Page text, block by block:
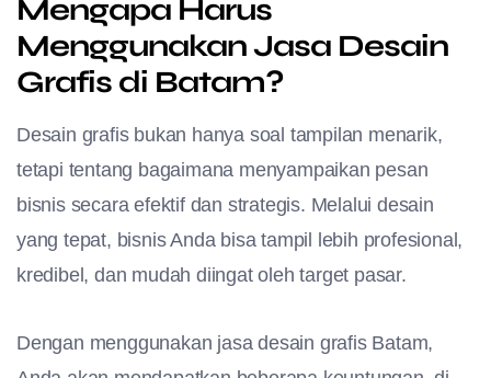
Mengapa Harus
Menggunakan Jasa Desain
Grafis di Batam?
Desain grafis bukan hanya soal tampilan menarik,
tetapi tentang bagaimana menyampaikan pesan
bisnis secara efektif dan strategis. Melalui desain
yang tepat, bisnis Anda bisa tampil lebih profesional,
kredibel, dan mudah diingat oleh target pasar.
Dengan menggunakan jasa desain grafis Batam,